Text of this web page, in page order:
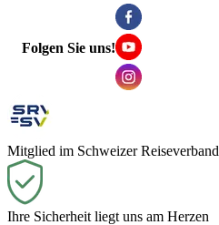
Folgen Sie uns!
Mitglied im Schweizer Reiseverband
Ihre Sicherheit liegt uns am Herzen